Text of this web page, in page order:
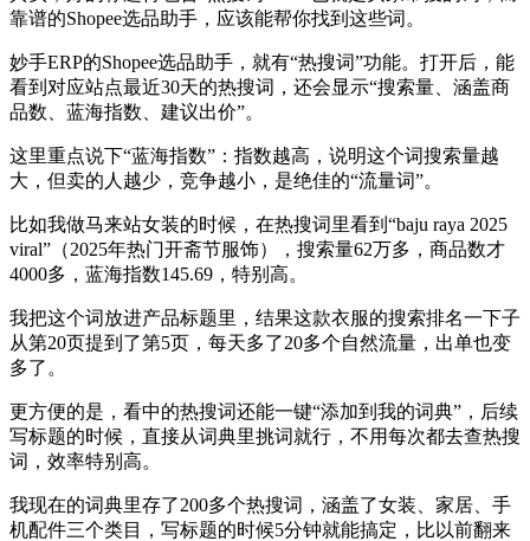
靠谱的Shopee选品助手，应该能帮你找到这些词。
妙手ERP的Shopee选品助手，就有“热搜词”功能。打开后，能
看到对应站点最近30天的热搜词，还会显示“搜索量、涵盖商
品数、蓝海指数、建议出价”。
这里重点说下“蓝海指数”：指数越高，说明这个词搜索量越
大，但卖的人越少，竞争越小，是绝佳的“流量词”。
比如我做马来站女装的时候，在热搜词里看到“baju raya 2025
viral”（2025年热门开斋节服饰），搜索量62万多，商品数才
4000多，蓝海指数145.69，特别高。
我把这个词放进产品标题里，结果这款衣服的搜索排名一下子
从第20页提到了第5页，每天多了20多个自然流量，出单也变
多了。
更方便的是，看中的热搜词还能一键“添加到我的词典”，后续
写标题的时候，直接从词典里挑词就行，不用每次都去查热搜
词，效率特别高。
我现在的词典里存了200多个热搜词，涵盖了女装、家居、手
机配件三个类目，写标题的时候5分钟就能搞定，比以前翻来